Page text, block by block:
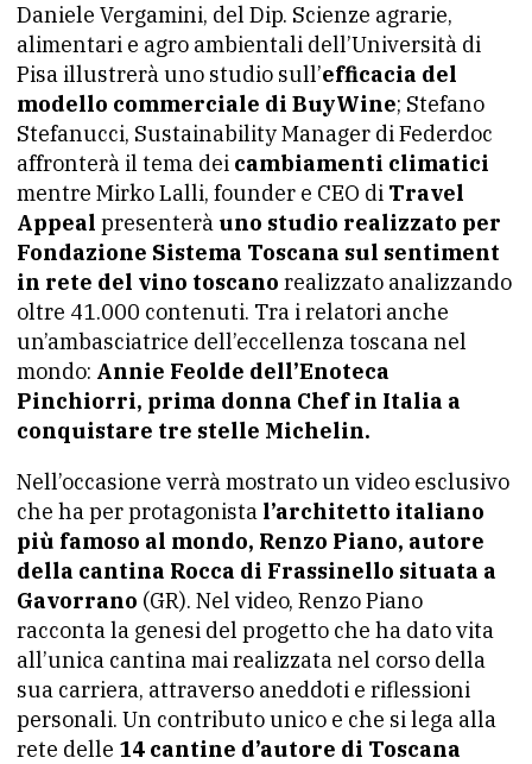
Daniele Vergamini, del Dip. Scienze agrarie,
alimentari e agro ambientali dell’Università di
Pisa illustrerà uno studio sull’efficacia del
modello commerciale di BuyWine; Stefano
Stefanucci, Sustainability Manager di Federdoc
affronterà il tema dei cambiamenti climatici
mentre Mirko Lalli, founder e CEO di Travel
Appeal presenterà uno studio realizzato per
Fondazione Sistema Toscana sul sentiment
in rete del vino toscano realizzato analizzando
oltre 41.000 contenuti. Tra i relatori anche
un’ambasciatrice dell’eccellenza toscana nel
mondo: Annie Feolde dell’Enoteca
Pinchiorri, prima donna Chef in Italia a
conquistare tre stelle Michelin.
Nell’occasione verrà mostrato un video esclusivo
che ha per protagonista l’architetto italiano
più famoso al mondo, Renzo Piano, autore
della cantina Rocca di Frassinello situata a
Gavorrano (GR). Nel video, Renzo Piano
racconta la genesi del progetto che ha dato vita
all’unica cantina mai realizzata nel corso della
sua carriera, attraverso aneddoti e riflessioni
personali. Un contributo unico e che si lega alla
rete delle 14 cantine d’autore di Toscana